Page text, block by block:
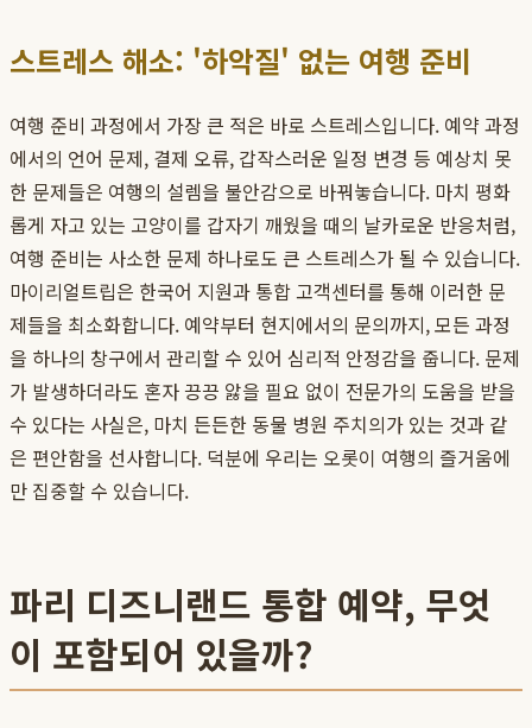
스트레스 해소: '하악질' 없는 여행 준비
여행 준비 과정에서 가장 큰 적은 바로 스트레스입니다. 예약 과정
에서의 언어 문제, 결제 오류, 갑작스러운 일정 변경 등 예상치 못
한 문제들은 여행의 설렘을 불안감으로 바꿔놓습니다. 마치 평화
롭게 자고 있는 고양이를 갑자기 깨웠을 때의 날카로운 반응처럼,
여행 준비는 사소한 문제 하나로도 큰 스트레스가 될 수 있습니다.
마이리얼트립은 한국어 지원과 통합 고객센터를 통해 이러한 문
제들을 최소화합니다. 예약부터 현지에서의 문의까지, 모든 과정
을 하나의 창구에서 관리할 수 있어 심리적 안정감을 줍니다. 문제
가 발생하더라도 혼자 끙끙 앓을 필요 없이 전문가의 도움을 받을
수 있다는 사실은, 마치 든든한 동물 병원 주치의가 있는 것과 같
은 편안함을 선사합니다. 덕분에 우리는 오롯이 여행의 즐거움에
만 집중할 수 있습니다.
파리 디즈니랜드 통합 예약, 무엇
이 포함되어 있을까?